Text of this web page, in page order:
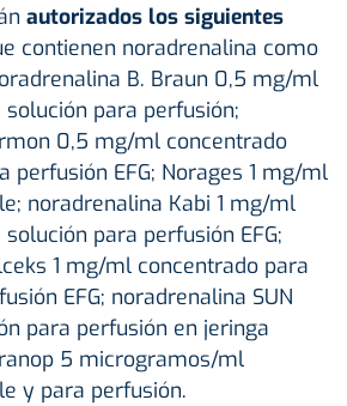
autorizados los siguientes
contienen noradrenalina como
B. Braun 0,5 mg/ml
para perfusión;
0,5 mg/ml concentrado
perfusión EFG; Norages 1 mg/ml
noradrenalina Kabi 1 mg/ml
para perfusión EFG;
1 mg/ml concentrado para
EFG; noradrenalina SUN
para perfusión en jeringa
5 microgramos/ml
y para perfusión.